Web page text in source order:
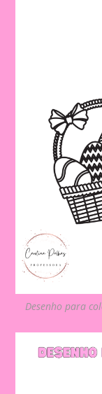
Desenho para